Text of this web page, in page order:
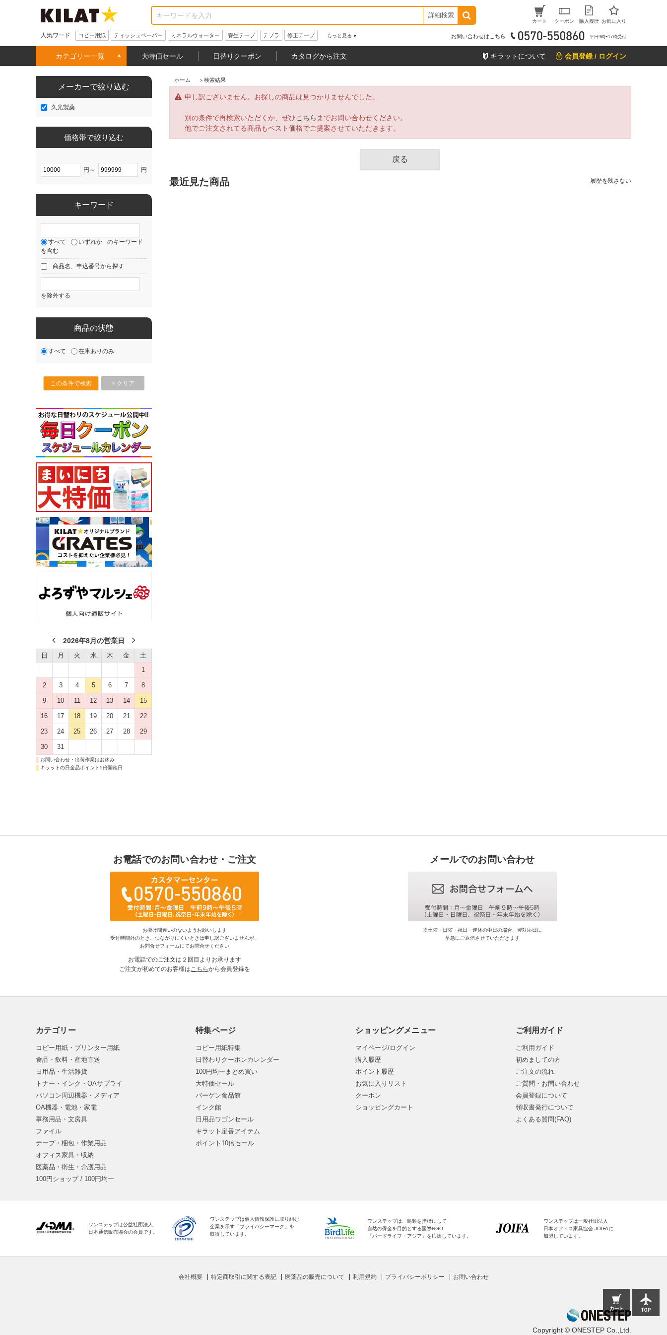
詳細検索
カート クーポン 購入履歴 お気に入り
人気ワード コピー用紙 ティッシュペーパー ミネラルウォーター 養生テープ テプラ 修正テープ もっと見る お問い合わせはこちら 平日9時ｰ17時受付
カテゴリー一覧 大特価セール 日替りクーポン カタログから注文 キラットについて 会員登録 / ログイン
メーカーで絞り込む
久光製薬
価格帯で絞り込む
円～ 円
キーワード
すべて いずれか
のキーワード
を含む
商品名、申込番号から探す
を除外する
商品の状態
すべて 在庫ありのみ
2026年8月の営業日
日 月 火 水 木 金
土
1
2 3 4 5 6 7 8
9 10 11 12 13 14 15
16 17 18 19 20 21 22
23 24 25 26 27 28 29
30 31
お問い合わせ・出荷作業はお休み
キラットの日全品ポイント5倍開催日
ホーム ＞ 検索結果
申し訳ございません。お探しの商品は見つかりませんでした。
別の条件で再検索いただくか、ぜひこちら までお問い合わせください。
他でご注文されてる商品もベスト価格でご提案させていただきます。
戻る
最近見た商品 履歴を残さない
お電話でのお問い合わせ・ご注文
お掛け間違いのないようお願いします
受付時間外のとき、つながりにくいときは申し訳ございませんが、
お問合せフォームにてお問合せください
お電話でのご注文は２回目よりお承ります
ご注文が初めてのお客様はこちらから会員登録を
メールでのお問い合わせ
※土曜・日曜・祝日・連休の中日の場合、翌対応日に
早急にご返信させていただきます
カテゴリー
コピー用紙・プリンター用紙
食品・飲料・産地直送
日用品・生活雑貨
トナー・インク・OAサプライ
パソコン周辺機器・メディア
OA機器・電池・家電
事務用品・文房具
ファイル
テープ・梱包・作業用品
オフィス家具・収納
医薬品・衛生・介護用品
100円ショップ / 100円均一
特集ページ
コピー用紙特集
日替わりクーポンカレンダー
100円均一まとめ買い
大特価セール
バーゲン食品館
インク館
日用品ワゴンセール
キラット定番アイテム
ポイント10倍セール
ショッピングメニュー
マイページ/ログイン
購入履歴
ポイント履歴
お気に入りリスト
クーポン
ショッピングカート
ご利用ガイド
ご利用ガイド
初めましての方
ご注文の流れ
ご質問・お問い合わせ
会員登録について
領収書発行について
よくある質問(FAQ)
ワンステップは公益社団法人
日本通信販売協会の会員です。
ワンステップは個人情報保護に取り組む
企業を示す「プライバシーマーク」を
取得しています。
ワンステップは、鳥類を指標にして
自然の保全を目的とする国際NGO
「バードライフ・アジア」を応援しています。
ワンステップは一般社団法人
日本オフィス家具協会 JOIFAに
加盟しています。
会社概要 特定商取引に関する表記 医薬品の販売について 利用規約 プライバシーポリシー お問い合わせ
Copyright © ONESTEP Co.,Ltd.